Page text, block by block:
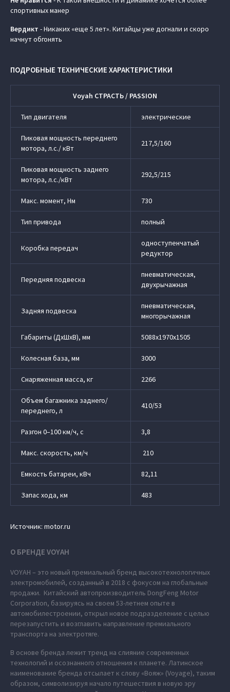
спортивных манер
Вердикт - Никаких «еще 5 лет». Китайцы уже догнали и скоро
начнут обгонять
ПОДРОБНЫЕ ТЕХНИЧЕСКИЕ ХАРАКТЕРИСТИКИ
Voyah СТРАСТЬ / PASSION
Тип двигателя электрические
Пиковая мощность переднего
мотора, л.с./ кВт
217,5/160
Пиковая мощность заднего
мотора, л.с./кВт
292,5/215
Макс. момент, Нм 730
Тип привода полный
Коробка передач
одноступенчатый
редуктор
Передняя подвеска
пневматическая,
двухрычажная
Задняя подвеска
пневматическая,
многорычажная
Габариты (ДхШхВ), мм 5088х1970х1505
Колесная база, мм 3000
Снаряженная масса, кг 2266
Объем багажника заднего/
переднего, л
410/53
Разгон 0–100 км/ч, с 3,8
Макс. скорость, км/ч 210
Емкость батареи, кВч 82,11
Запас хода, км 483
Источник: motor.ru
О БРЕНДЕ VOYAH
VOYAH – это новый премиальный бренд высокотехнологичных
электромобилей, созданный в 2018 с фокусом на глобальные
продажи. Китайский автопроизводитель DongFeng Motor
Corporation, базируясь на своем 53-летнем опыте в
автомобилестроении, открыл новое подразделение с целью
перезапустить и возглавить направление премиального
транспорта на электротяге.
В основе бренда лежит тренд на слияние современных
технологий и осознанного отношения к планете. Латинское
наименование бренда отсылает к слову «Вояж» (Voyage), таким
образом, символизируя начало путешествия в новую эру